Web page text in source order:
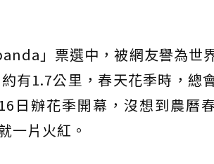
」票選中，被網友譽為世
有1.7公里，春天花季時，總
日辦花季開幕，沒想到農曆
一片火紅。